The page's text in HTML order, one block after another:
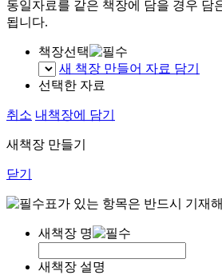
동일자료를 같은 책장에 담을 경우 담
됩니다.
책장선택
새 책장 만들어 자료 담기
선택한 자료
취소 내책장에 담기
새책장 만들기
닫기
표가 있는 항목은 반드시 기재
새책장 명
새책장 설명